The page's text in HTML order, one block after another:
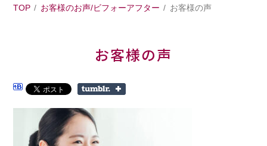
TOP お客様のお声/ビフォーアフター お客様の声
お客様の声